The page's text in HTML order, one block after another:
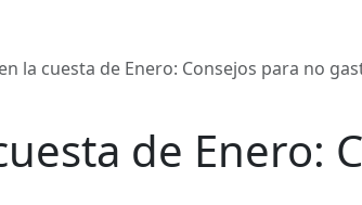
la cuesta de Enero: Consejos para no
de Enero: